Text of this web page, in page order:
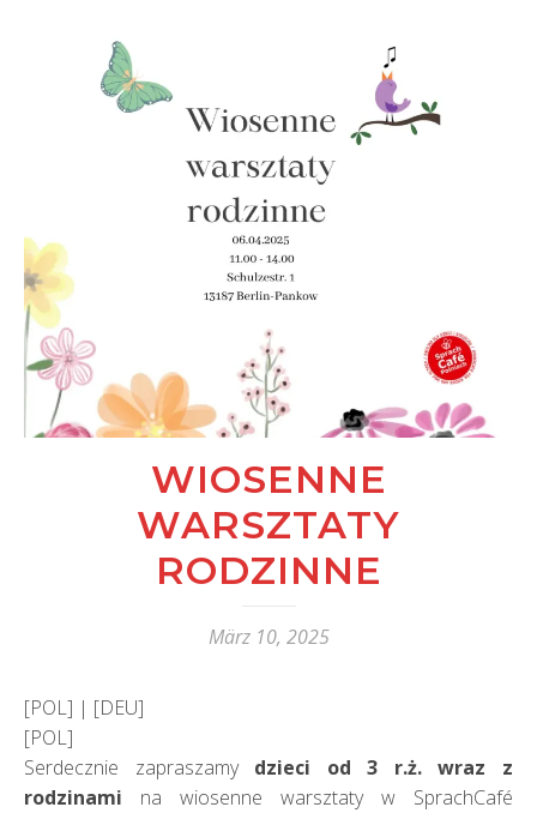
WIOSENNE
WARSZTATY
RODZINNE
März 10, 2025
[POL] | [DEU]
[POL]
Serdecznie zapraszamy dzieci od 3 r.ż. wraz z
rodzinami na wiosenne warsztaty w SprachCafé